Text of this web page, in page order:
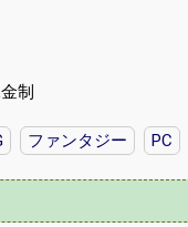
制
ファンタジー PC